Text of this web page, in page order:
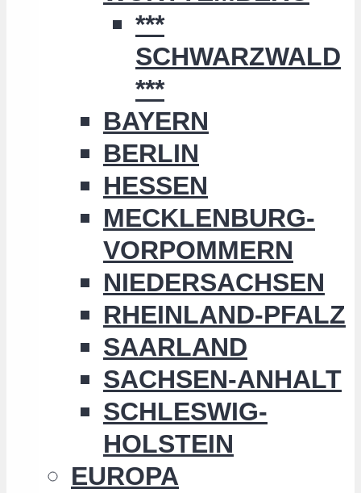
***
SCHWARZWALD
***
BAYERN
BERLIN
HESSEN
MECKLENBURG-
VORPOMMERN
NIEDERSACHSEN
RHEINLAND-PFALZ
SAARLAND
SACHSEN-ANHALT
SCHLESWIG-
HOLSTEIN
EUROPA